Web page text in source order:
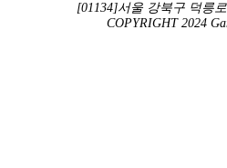
[01134]서울 강북구 덕릉
COPYRIGHT 2024